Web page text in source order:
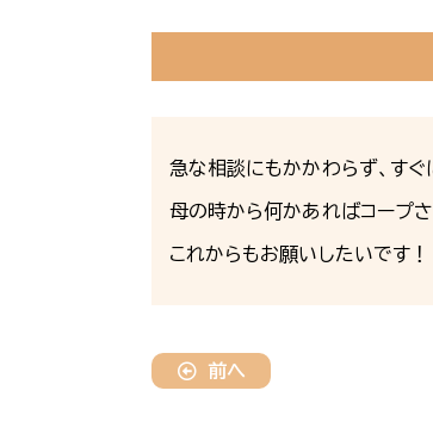
急な相談にもかかわらず、すぐ
母の時から何かあればコープ
これからもお願いしたいです！
前へ